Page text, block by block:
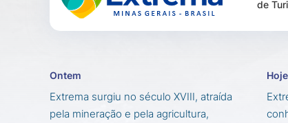
de
Ontem
Extrema surgiu no século XVIII, atraída
pela mineração e pela agricultura,
Hoje